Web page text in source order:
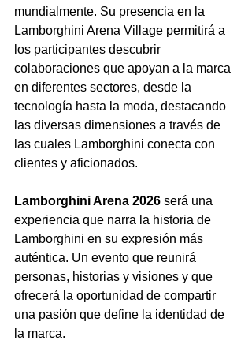
mundialmente. Su presencia en la
Lamborghini Arena Village permitirá a
los participantes descubrir
colaboraciones que apoyan a la marca
en diferentes sectores, desde la
tecnología hasta la moda, destacando
las diversas dimensiones a través de
las cuales Lamborghini conecta con
clientes y aficionados.
Lamborghini Arena 2026 será una
experiencia que narra la historia de
Lamborghini en su expresión más
auténtica. Un evento que reunirá
personas, historias y visiones y que
ofrecerá la oportunidad de compartir
una pasión que define la identidad de
la marca.